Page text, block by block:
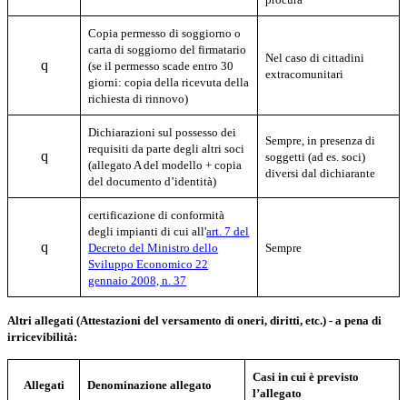
q
Copia permesso di soggiorno o
carta di soggiorno del firmatario
(se il permesso scade entro 30
giorni: copia della ricevuta della
richiesta di rinnovo)
Nel caso di cittadini
extracomunitari
q
Dichiarazioni sul possesso dei
requisiti da parte degli altri soci
(allegato A del modello + copia
del documento d’identità)
Sempre, in presenza di
soggetti (ad es. soci)
diversi dal dichiarante
q
certificazione di conformità
degli impianti di cui all'art. 7 del
Decreto del Ministro dello
Sviluppo Economico 22
gennaio 2008, n. 37
Sempre
Altri allegati (Attestazioni del versamento di oneri, diritti, etc.) - a pena di
irricevibilità:
Allegati Denominazione allegato
Casi in cui è previsto
l’allegato